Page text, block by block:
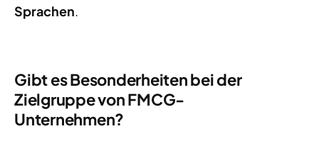
Sprachen.
Gibt es Besonderheiten bei der
Zielgruppe von FMCG-
Unternehmen?